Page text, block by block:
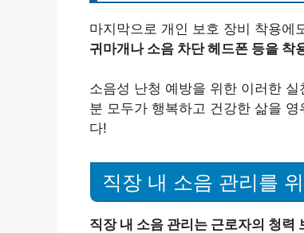
마지막으로 개인 보호 장비 착용에
귀마개나 소음 차단 헤드폰 등을 착
소음성 난청 예방을 위한 이러한
분 모두가 행복하고 건강한 삶을
다!
직장 내 소음 관리를
직장 내 소음 관리는 근로자의 청력